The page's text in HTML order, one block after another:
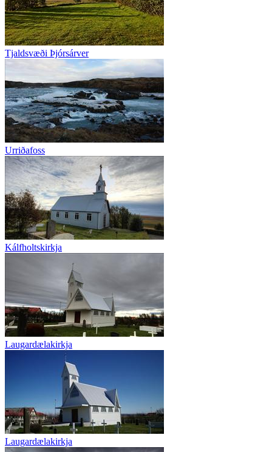
Tjaldsvæði Þjórsárver
Urriðafoss
Kálfholtskirkja
Laugardælakirkja
Laugardælakirkja